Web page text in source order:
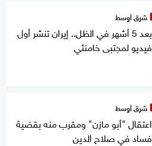
شرق أوسط
بعد 5 أشهر في الظل.. إيران تنشر أول
فيديو لمجتبى خامنئي
شرق أوسط
اعتقال "أبو مازن" ومقرب منه بقضية
فساد في صلاح الدين